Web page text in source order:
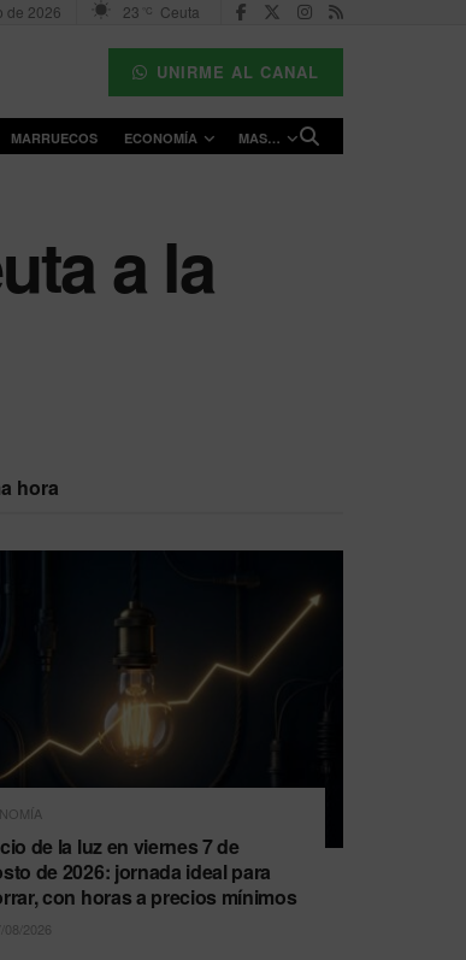
de 2026 23 °C Ceuta
UNIRME AL CANAL
MARRUECOS ECONOMÍA MAS…
a la
hora
de la luz en viernes 7 de
de 2026: jornada ideal para
con horas a precios mínimos
08/2026